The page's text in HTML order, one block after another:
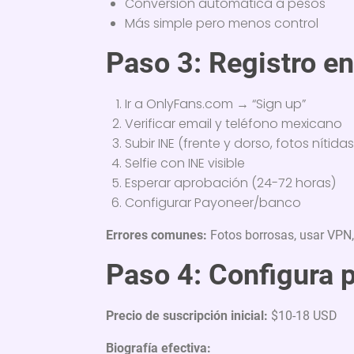
Más simple pero menos control
Paso 3: Registro
Ir a OnlyFans.com → “Sign up”
Verificar email y teléfono mexicano
Subir INE (frente y dorso, fotos
Selfie con INE visible
Esperar aprobación (24-72 horas)
Configurar Payoneer/banco
Errores comunes: Fotos borrosas, usar
Paso 4: Configura
Precio de suscripción inicial: $10-18 USD
Biografía efectiva: